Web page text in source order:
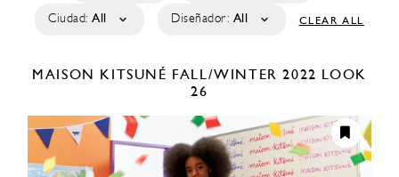
Ciudad: All Diseñador: All CLEAR ALL
MAISON KITSUNÉ FALL/WINTER 2022 LOOK
26